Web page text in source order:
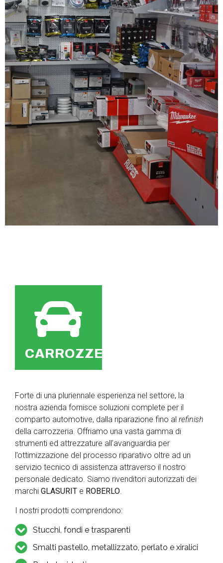
CARROZZERIA
Forte di una pluriennale esperienza nel settore, la
nostra azienda fornisce soluzioni complete per il
comparto automotive, dalla riparazione fino al refinish
della carrozzeria. Offriamo una vasta gamma di
strumenti ed attrezzature all’avanguardia per
l’ottimizzazione del processo riparativo oltre ad un
servizio tecnico di assistenza attraverso il nostro
personale dedicato. Siamo rivenditori autorizzati dei
marchi GLASURIT e ROBERLO.
I nostri prodotti comprendono:
Stucchi, fondi e trasparenti
Smalti pastello, metallizzato, perlato e xiralici